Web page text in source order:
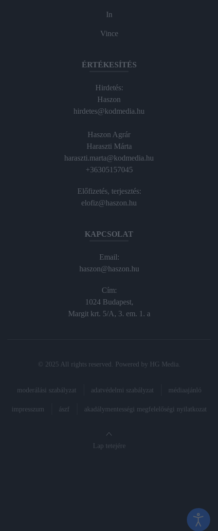
In
Vince
ÉRTÉKESÍTÉS
Hirdetés:
Haszon
hirdetes@kodmedia.hu
Haszon Agrár
Haraszti Márta
haraszti.marta@kodmedia.hu
+36305157045
Előfizetés, terjesztés:
elofiz@haszon.hu
KAPCSOLAT
Email:
haszon@haszon.hu
Cím:
1024 Budapest,
Margit krt. 5/A, 3. em. 1. a
© 2025 All rights reserved. Powered by HG Media
moderálási szabályzat adatvédelmi szabályzat médiaajánló
impresszum ászf akadálymentességi megfelelőségi nyilatkozat
Lap tetejére